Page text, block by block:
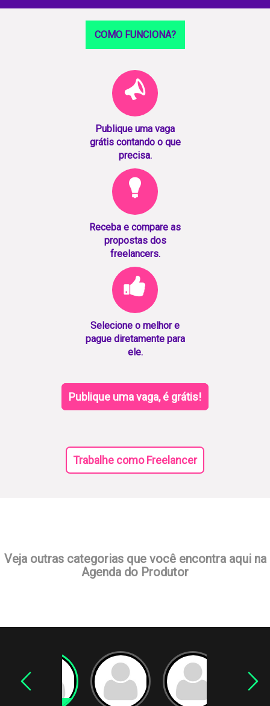
COMO FUNCIONA?
Publique uma vaga
grátis contando o que
precisa.
Receba e compare as
propostas dos
freelancers.
Selecione o melhor e
pague diretamente para
ele.
Publique uma vaga, é grátis!
Trabalhe como Freelancer
Veja outras categorias que você encontra aqui na
Agenda do Produtor